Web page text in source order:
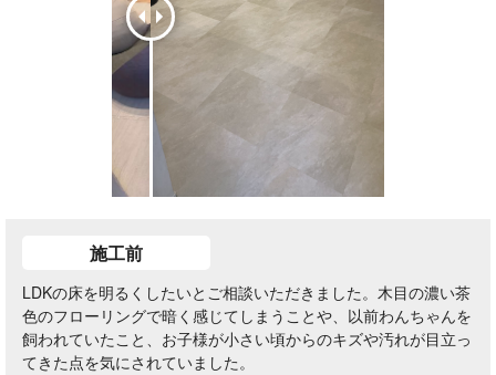
施工前
LDKの床を明るくしたいとご相談いただきました。木目の濃い茶
色のフローリングで暗く感じてしまうことや、以前わんちゃんを
飼われていたこと、お子様が小さい頃からのキズや汚れが目立っ
てきた点を気にされていました。